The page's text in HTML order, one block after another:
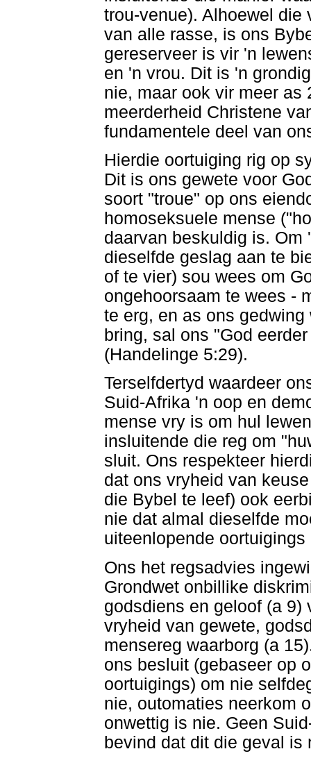
trou-venue). Alhoewel
van alle rasse, is ons
gereserveer is vir 'n
en 'n vrou. Dit is 'n
nie, maar ook vir meer as
meerderheid Christene
fundamentele deel van
Hierdie oortuiging rig op
Dit is ons gewete voor
soort "troue" op ons
homoseksuele mense
daarvan beskuldig is.
dieselfde geslag aan te
of te vier) sou wees om
ongehoorsaam te wees -
te erg, en as ons
bring, sal ons "God
(Handelinge 5:29).
Terselfdertyd waardeer
Suid-Afrika 'n oop en
mense vry is om hul
insluitende die reg om
sluit. Ons respekteer
dat ons vryheid van
die Bybel te leef) ook
nie dat almal dieselfde
uiteenlopende
Ons het regsadvies
Grondwet onbillike
godsdiens en geloof (a 9)
vryheid van gewete,
mensereg waarborg (a
ons besluit (gebaseer op
oortuigings) om nie
nie, outomaties neerkom
onwettig is nie. Geen
bevind dat dit die geval is